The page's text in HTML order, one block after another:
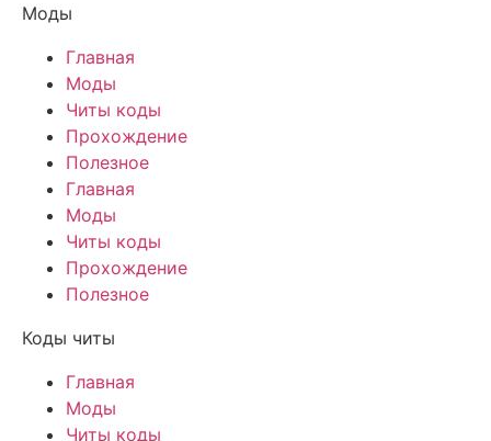
Моды
Главная
Моды
Читы коды
Прохождение
Полезное
Главная
Моды
Читы коды
Прохождение
Полезное
Коды читы
Главная
Моды
Читы коды